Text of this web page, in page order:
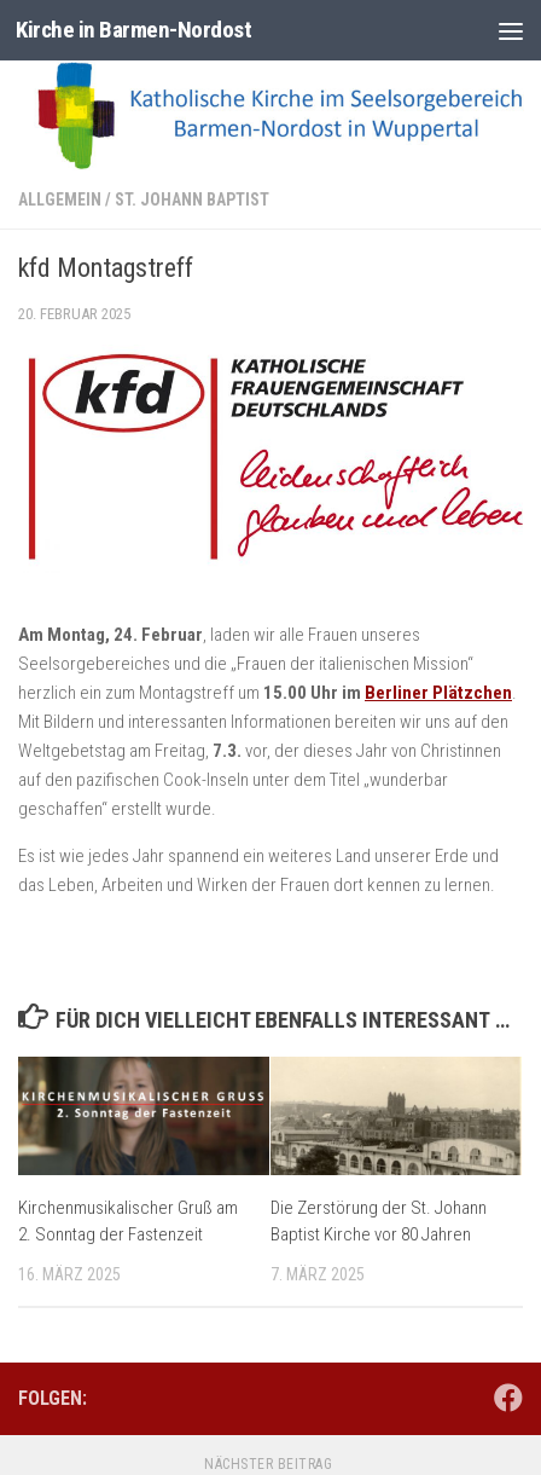
Zum Inhalt springen
Kirche in Barmen-Nordost
ALLGEMEIN / ST. JOHANN BAPTIST
kfd Montagstreff
20. FEBRUAR 2025
Am Montag, 24. Februar, laden wir alle Frauen unseres
Seelsorgebereiches und die „Frauen der italienischen Mission“
herzlich ein zum Montagstreff um 15.00 Uhr im Berliner Plätzchen.
Mit Bildern und interessanten Informationen bereiten wir uns auf den
Weltgebetstag am Freitag, 7.3. vor, der dieses Jahr von Christinnen
auf den pazifischen Cook-Inseln unter dem Titel „wunderbar
geschaffen“ erstellt wurde.
Es ist wie jedes Jahr spannend ein weiteres Land unserer Erde und
das Leben, Arbeiten und Wirken der Frauen dort kennen zu lernen.
FÜR DICH VIELLEICHT EBENFALLS INTERESSANT …
Kirchenmusikalischer Gruß am
2. Sonntag der Fastenzeit
16. MÄRZ 2025
Die Zerstörung der St. Johann
Baptist Kirche vor 80 Jahren
7. MÄRZ 2025
FOLGEN:
NÄCHSTER BEITRAG